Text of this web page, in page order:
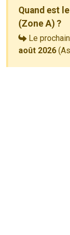
Quand est
(Zone A) ?
Le
août 2026